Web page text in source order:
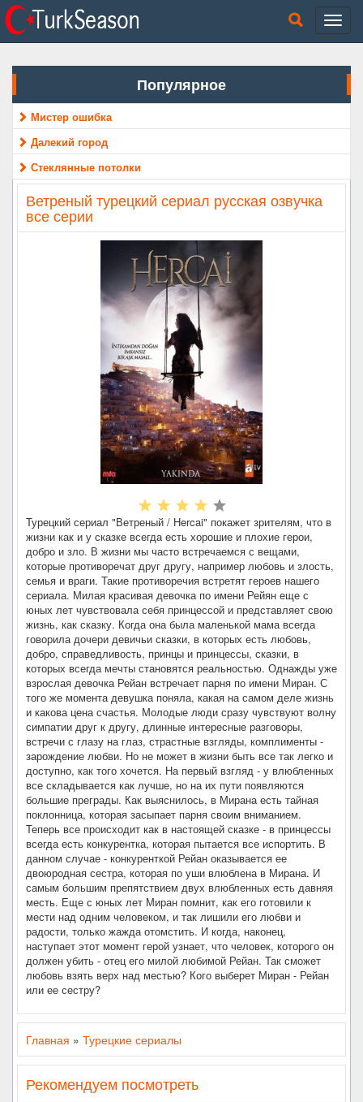
Популярное
Мистер ошибка
Далекий город
Стеклянные потолки
Ветреный турецкий сериал русская озвучка
все серии
Турецкий сериал "Ветреный / Hercai" покажет зрителям, что в
жизни как и у сказке всегда есть хорошие и плохие герои,
добро и зло. В жизни мы часто встречаемся с вещами,
которые противоречат друг другу, например любовь и злость,
семья и враги. Такие противоречия встретят героев нашего
сериала. Милая красивая девочка по имени Рейян еще с
юных лет чувствовала себя принцессой и представляет свою
жизнь, как сказку. Когда она была маленькой мама всегда
говорила дочери девичьи сказки, в которых есть любовь,
добро, справедливость, принцы и принцессы, сказки, в
которых всегда мечты становятся реальностью. Однажды уже
взрослая девочка Рейан встречает парня по имени Миран. С
того же момента девушка поняла, какая на самом деле жизнь
и какова цена счастья. Молодые люди сразу чувствуют волну
симпатии друг к другу, длинные интересные разговоры,
встречи с глазу на глаз, страстные взгляды, комплименты -
зарождение любви. Но не может в жизни быть все так легко и
доступно, как того хочется. На первый взгляд - у влюбленных
все складывается как лучше, но на их пути появляются
большие преграды. Как выяснилось, в Мирана есть тайная
поклонница, которая засыпает парня своим вниманием.
Теперь все происходит как в настоящей сказке - в принцессы
всегда есть конкурентка, которая пытается все испортить. В
данном случае - конкуренткой Рейан оказывается ее
двоюродная сестра, которая по уши влюблена в Мирана. И
самым большим препятствием двух влюбленных есть давняя
месть. Еще с юных лет Миран помнит, как его готовили к
мести над одним человеком, и так лишили его любви и
радости, только жажда отомстить. И когда, наконец,
наступает этот момент герой узнает, что человек, которого он
должен убить - отец его милой любимой Рейан. Так сможет
любовь взять верх над местью? Кого выберет Миран - Рейан
или ее сестру?
Главная » Турецкие сериалы
Рекомендуем посмотреть